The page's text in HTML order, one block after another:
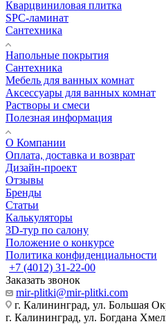
Кварцвиниловая плитка
SPC-ламинат
Сантехника
Напольные покрытия
Сантехника
Мебель для ванных комнат
Аксессуары для ванных комнат
Растворы и смеси
Полезная информация
О Компании
Оплата, доставка и возврат
Дизайн-проект
Отзывы
Бренды
Статьи
Калькуляторы
3D-тур по салону
Положение о конкурсе
Политика конфиденциальности
+7 (4012) 31-22-00
Заказать звонок
mir-plitki@mir-plitki.com
г. Калининград, ул. Большая
г. Калининград, ул. Богдана